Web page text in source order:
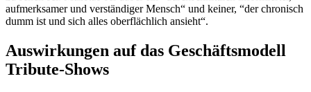
aufmerksamer und verständiger Mensch“ und keiner, “der chronisch
dumm ist und sich alles oberflächlich ansieht“.
Auswirkungen auf das Geschäftsmodell
Tribute-Shows